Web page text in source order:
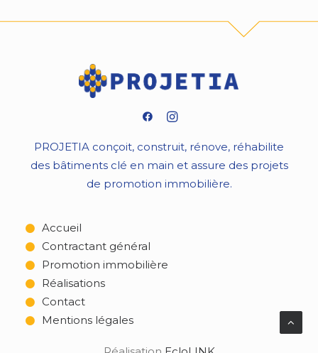
PROJETIA conçoit, construit, rénove, réhabilite
des bâtiments clé en main et assure des projets
de promotion immobilière.
Accueil
Contractant général
Promotion immobilière
Réalisations
Contact
Mentions légales